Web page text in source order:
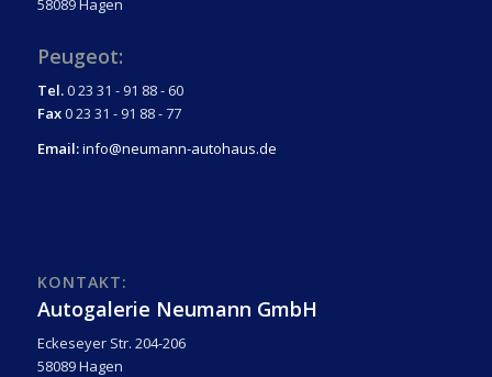
58089 Hagen
Peugeot:
Tel.0 23 31 - 91 88 - 60
Fax0 23 31 - 91 88 - 77
Email:info@neumann-autohaus.de
KONTAKT:
Autogalerie Neumann GmbH
Eckeseyer Str. 204-206
58089 Hagen